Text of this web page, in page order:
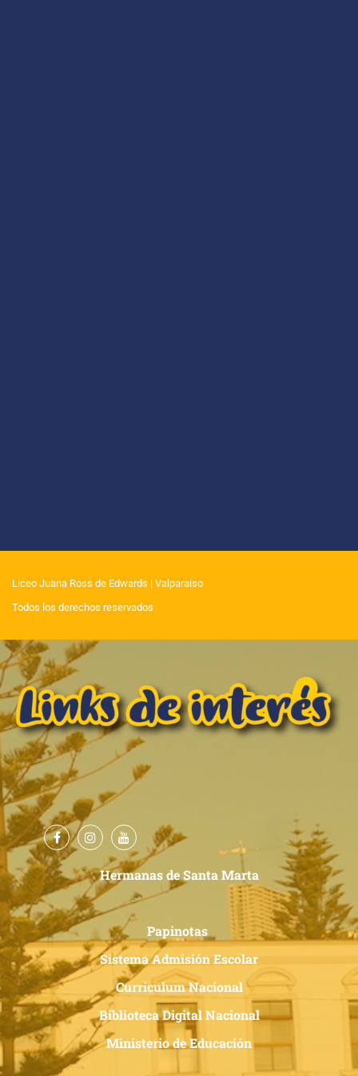
Liceo Juana Ross de Edwards | Valparaiso
Todos los derechos reservados
Hermanas de Santa Marta
Papinotas
Sistema Admisión Escolar
Curriculum Nacional
Biblioteca Digital Nacional
Ministerio de Educación